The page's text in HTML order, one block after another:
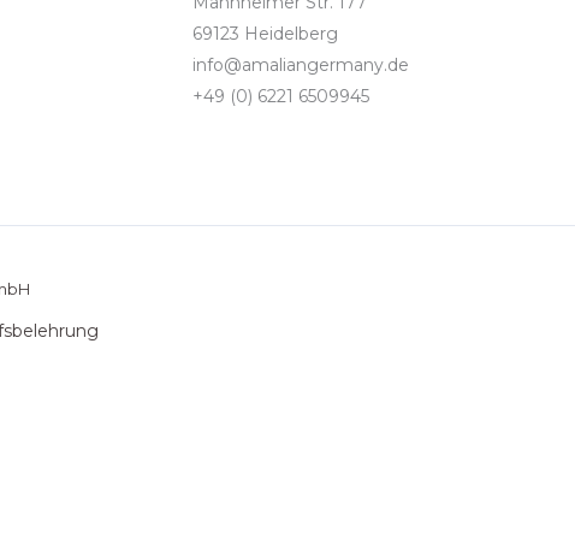
69123 Heidelberg
info@amaliangermany.de
+49 (0) 6221 6509945